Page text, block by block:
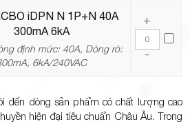
iDPN N 1P+N 40A
300mA 6kA
định mức: 40A, Dòng rò:
6kA/240VAC
+
-
đến dòng sản phẩm có chất lượng cao
hiện đại tiêu chuẩn Châu Âu. Trong